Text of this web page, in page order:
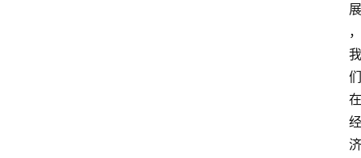
展
，
我
们
在
经
济